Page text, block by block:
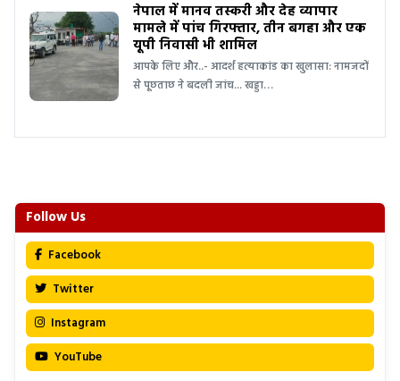
नेपाल में मानव तस्करी और देह व्यापार
मामले में पांच गिरफ्तार, तीन बगहा और एक
यूपी निवासी भी शामिल
आपके लिए और..- आदर्श हत्याकांड का खुलासा: नामजदों
से पूछताछ ने बदली जांच... खड्डा…
Follow Us
Facebook
Twitter
Instagram
YouTube